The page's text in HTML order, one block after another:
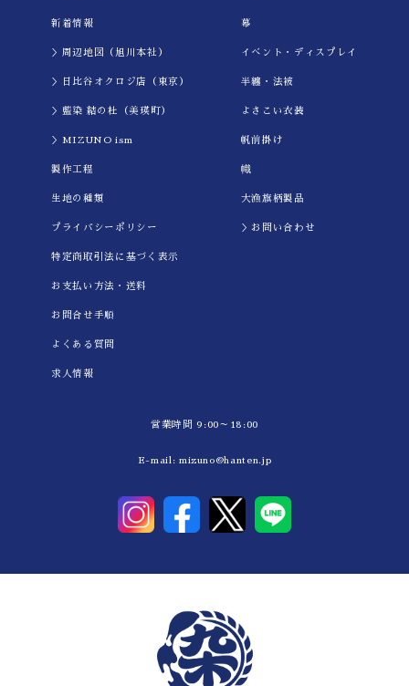
新着情報
＞周辺地図（旭川本社）
＞日比谷オクロジ店（東京）
＞藍染 結の杜（美瑛町）
＞MIZUNO ism
製作工程
生地の種類
プライバシーポリシー
特定商取引法に基づく表示
お支払い方法・送料
お問合せ手順
よくある質問
求人情報
幕
イべント・ディスプレイ
半纏・法被
よさこい衣装
帆前掛け
幟
大漁旗柄製品
＞お問い合わせ
営業時間 9:00～18:00
E-mail: mizuno@hanten.jp